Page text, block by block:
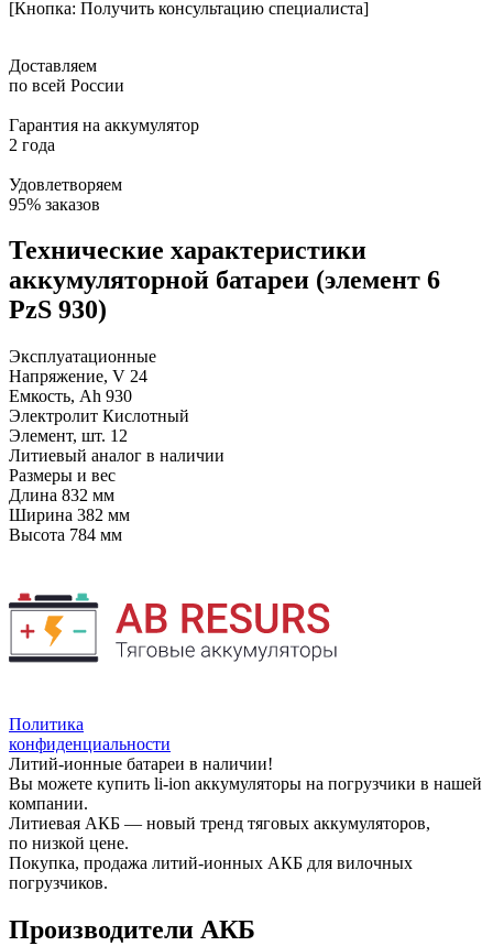
[Кнопка: Получить консультацию специалиста]
Доставляем
по всей России
Гарантия на аккумулятор
2 года
Удовлетворяем
95% заказов
Технические характеристики
аккумуляторной батареи (элемент 6
PzS 930)
Эксплуатационные
Напряжение, V 24
Емкость, Ah 930
Электролит Кислотный
Элемент, шт. 12
Литиевый аналог в наличии
Размеры и вес
Длина 832 мм
Ширина 382 мм
Высота 784 мм
Политика
конфиденциальности
Литий-ионные батареи в наличии!
Вы можете купить li-ion аккумуляторы на погрузчики в нашей
компании.
Литиевая АКБ — новый тренд тяговых аккумуляторов,
по низкой цене.
Покупка, продажа литий-ионных АКБ для вилочных
погрузчиков.
Производители АКБ